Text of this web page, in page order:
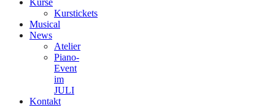
Kurse
Kurstickets
Musical
News
Atelier
Piano-
Event
im
JULI
Kontakt